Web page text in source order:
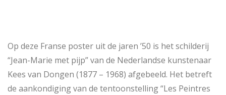
Op deze Franse poster uit de jaren ’50 is het schilderij
“Jean-Marie met pijp” van de Nederlandse kunstenaar
Kees van Dongen (1877 – 1968) afgebeeld. Het betreft
de aankondiging van de tentoonstelling “Les Peintres